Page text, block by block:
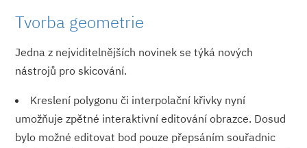
Tvorba geometrie
Jedna z nejviditelnějších novinek se týká nových
nástrojů pro skicování.
Kreslení polygonu či interpolační křivky nyní
umožňuje zpětné interaktivní editování obrazce. Dosud
bylo možné editovat bod pouze přepsáním souřadnic